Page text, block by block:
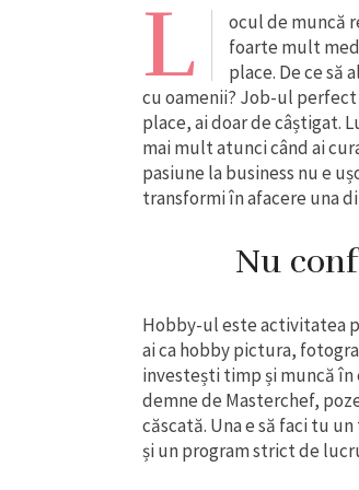
L
ocul de muncă
foarte mult
place. De ce să
cu oamenii? Job-ul perfect
place, ai doar de câștigat.
mai mult atunci când ai
pasiune la business nu e
transformi în afacere una
Nu
Hobby-ul este activitatea
ai ca hobby pictura,
investești timp și muncă
demne de Masterchef,
căscată. Una e să faci tu
și un program strict de